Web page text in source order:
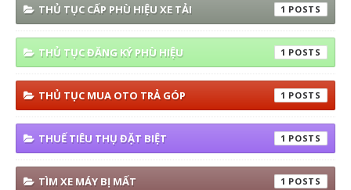
THỦ TỤC CẤP PHÙ HIỆU XE TẢI 1
THỦ TỤC ĐĂNG KÝ PHÙ HIỆU 1
THỦ TỤC MUA OTO TRẢ GÓP 1
THUẾ TIÊU THỤ ĐẶT BIỆT 1
TÌM XE MÁY BỊ MẤT 1